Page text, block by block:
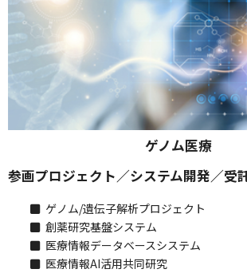
ゲノム医療
参画プロジェクト／システム開発／受
ゲノム/遺伝子解析プロジェクト
創薬研究基盤システム
医療情報データベースシステム
医療情報AI活用共同研究